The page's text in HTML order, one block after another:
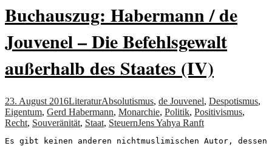
Buchauszug: Habermann / de
Jouvenel – Die Befehlsgewalt
außerhalb des Staates (IV)
23. August 2016LiteraturAbsolutismus, de Jouvenel, Despotismus,
Eigentum, Gerd Habermann, Monarchie, Politik, Positivismus,
Recht, Souveränität, Staat, SteuernJens Yahya Ranft
Es gibt keinen anderen nichtmuslimischen Autor,